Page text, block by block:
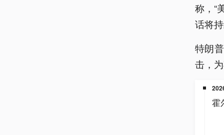
称，“
话将
特朗
击，